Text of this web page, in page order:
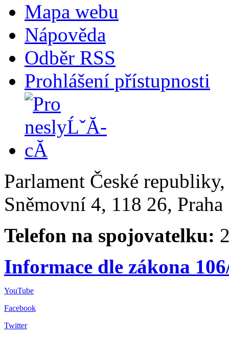
Mapa webu
Nápověda
Odběr RSS
Prohlášení přístupnosti
Parlament České
Sněmovní 4, 118 26,
Telefon na spojovatelku:
Informace dle zákona
YouTube
Facebook
Twitter